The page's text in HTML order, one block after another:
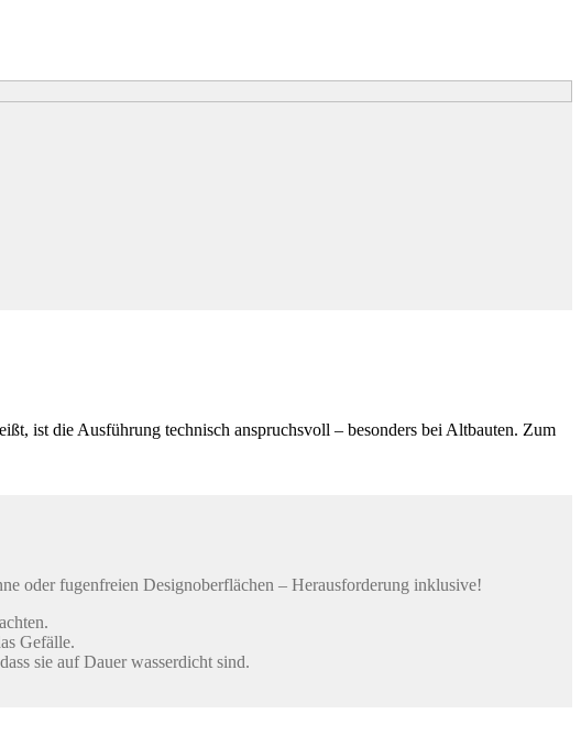
ist die Ausführung technisch anspruchsvoll – besonders bei Altbauten. Zum
oder fugenfreien Designoberflächen – Herausforderung inklusive!
Gefälle.
sie auf Dauer wasserdicht sind.